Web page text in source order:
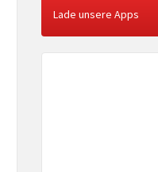
Lade unsere Apps